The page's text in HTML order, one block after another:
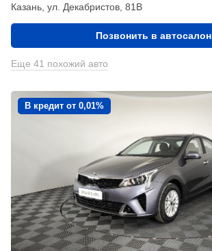
Казань, ул. Декабристов, 81В
Позвонить в автосалон
Еще 41 похожий авто
В кредит от 0,01%